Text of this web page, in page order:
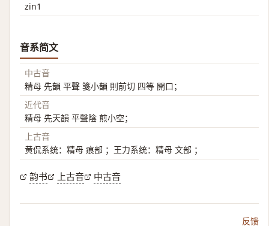
zin1
音系简文
中古音
精母 先韻 平聲 箋小韻 則前切 四等 開口；
近代音
精母 先天韻 平聲陰 煎小空；
上古音
黄侃系统：精母 痕部 ；王力系统：精母 文部 ；
韵书 上古音 中古音
反馈